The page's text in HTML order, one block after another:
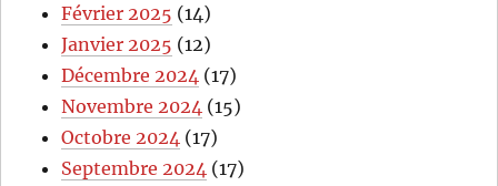
Février 2025 (14)
Janvier 2025 (12)
Décembre 2024 (17)
Novembre 2024 (15)
Octobre 2024 (17)
Septembre 2024 (17)